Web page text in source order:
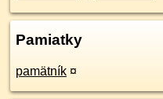
Pamiatky
pamätník ¤